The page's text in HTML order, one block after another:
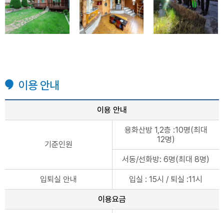
이용 안내
이용 안내
기준인원
용화산방 1,2층 :10명(최대
12명)
서동/선화방: 6명(최대 8명)
입퇴실 안내 입실 : 15시 / 퇴실 :11시
이용요금